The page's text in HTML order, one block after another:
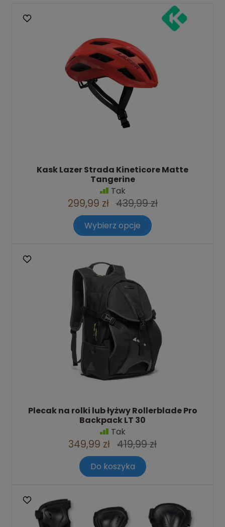
Kask Lazer Strada Kineticore Matte
Tangerine
Tak
299,99 zł 439,99 zł
Wybierz opcje
Plecak na rolki lub łyżwy Rollerblade Pro
Backpack LT 30
Tak
349,99 zł 419,99 zł
Do koszyka